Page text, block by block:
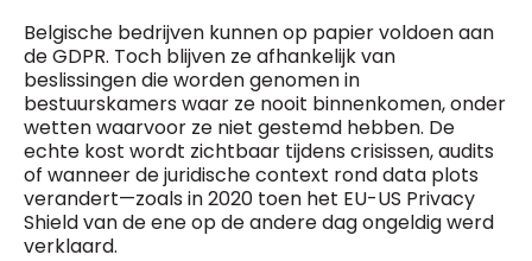
Belgische bedrijven kunnen op papier voldoen aan
de GDPR. Toch blijven ze afhankelijk van
beslissingen die worden genomen in
bestuurskamers waar ze nooit binnenkomen, onder
wetten waarvoor ze niet gestemd hebben. De
echte kost wordt zichtbaar tijdens crisissen, audits
of wanneer de juridische context rond data plots
verandert—zoals in 2020 toen het EU-US Privacy
Shield van de ene op de andere dag ongeldig werd
verklaard.